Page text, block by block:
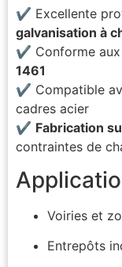
✔ Excellente
galvanisation à
✔ Conforme aux
1461
✔ Compatible
cadres acier
✔ Fabrication
contraintes de
Voiries et
Entrepôts